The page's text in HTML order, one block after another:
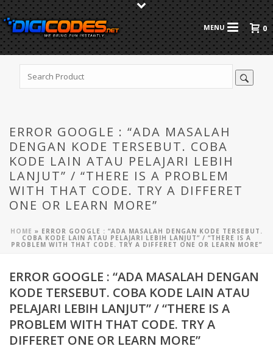
0
ERROR GOOGLE : “ADA MASALAH
DENGAN KODE TERSEBUT. COBA
KODE LAIN ATAU PELAJARI LEBIH
LANJUT” / “THERE IS A PROBLEM
WITH THAT CODE. TRY A DIFFERET
ONE OR LEARN MORE”
HOME » ERROR GOOGLE : “ADA MASALAH DENGAN KODE TERSEBUT.
COBA KODE LAIN ATAU PELAJARI LEBIH LANJUT” / “THERE IS A
PROBLEM WITH THAT CODE. TRY A DIFFERET ONE OR LEARN MORE”
ERROR GOOGLE : “ADA MASALAH DENGAN
KODE TERSEBUT. COBA KODE LAIN ATAU
PELAJARI LEBIH LANJUT” / “THERE IS A
PROBLEM WITH THAT CODE. TRY A
DIFFERET ONE OR LEARN MORE”